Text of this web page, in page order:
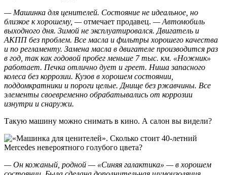
— Машинка для ценителей. Состояние не идеальное, но
близкое к хорошему, —отмечает продавец. — Автомобиль
выходного дня. Зимой не эксплуатировался. Двигатель и
АКПП без проблем. Все масла и фильтры хорошего качества
и по регламенту. Замена масла в двигателе производится раз
в год, так как годовой пробег меньше 7 тыс. км. «Ножник»
работает. Печка отлично дует и греет. Ниша запасного
колеса без коррозии. Кузов в хорошем состоянии,
поддомкратники и пороги целые. Днище без ржавчины. Все
элементы своевременно обрабатывались от коррозии
изнутри и снаружи.
Такую машину можно снимать в кино. А салон вы видели?
— Он кожаный, родной — «Синяя галактика» — в хорошем